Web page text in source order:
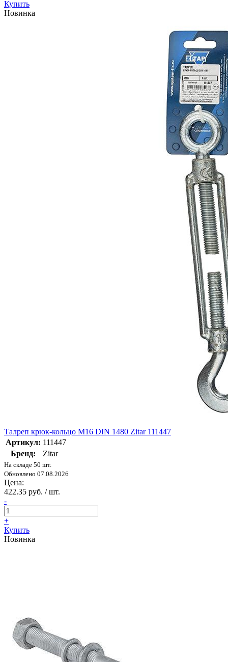
Купить
Новинка
Талреп крюк-кольцо М16 DIN 1480 Zitar 111447
Артикул: 111447
Бренд:
Zitar
На складе 50 шт.
Обновлено 07.08.2026
Цена:
422.35 руб. / шт.
-
+
Купить
Новинка